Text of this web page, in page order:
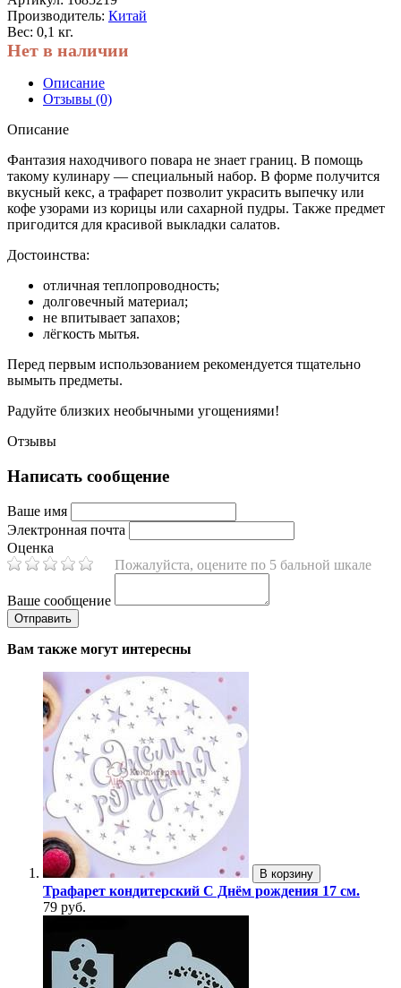
Производитель: Китай
Вес: 0,1 кг.
Нет в наличии
Описание
Отзывы (0)
Описание
Фантазия находчивого повара не знает границ. В помощь
такому кулинару — специальный набор. В форме получится
вкусный кекс, а трафарет позволит украсить выпечку или
кофе узорами из корицы или сахарной пудры. Также предмет
пригодится для красивой выкладки салатов.
Достоинства:
отличная теплопроводность;
долговечный материал;
не впитывает запахов;
лёгкость мытья.
Перед первым использованием рекомендуется тщательно
вымыть предметы.
Радуйте близких необычными угощениями!
Отзывы
Написать сообщение
Ваше имя
Электронная почта
Оценка
Пожалуйста, оцените по 5 бальной шкале
Ваше сообщение
Вам также могут интересны
В корзину
Трафарет кондитерский С Днём рождения 17 см.
79 руб.